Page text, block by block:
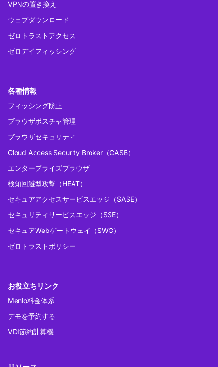
VPNの置き換え
ウェブダウンロード
ゼロトラストアクセス
ゼロデイフィッシング
各種情報
フィッシング防止
ブラウザポスチャ管理
ブラウザセキュリティ
Cloud Access Security Broker（CASB）
エンタープライズブラウザ
検知回避型攻撃（HEAT）
セキュアアクセスサービスエッジ（SASE）
セキュリティサービスエッジ（SSE）
セキュアWebゲートウェイ（SWG）
ゼロトラストポリシー
お役立ちリンク
Menlo料金体系
デモを予約する
VDI節約計算機